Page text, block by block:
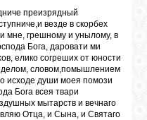
преизрядный
везде в скорбех
мне, грешному и унылому, в
Бога, даровати ми
елико согреших от юности
словом,помышлением
исходе души моея помози
Бога всея твари
мытарств и вечнаго
Отца, и Сына, и Святаго